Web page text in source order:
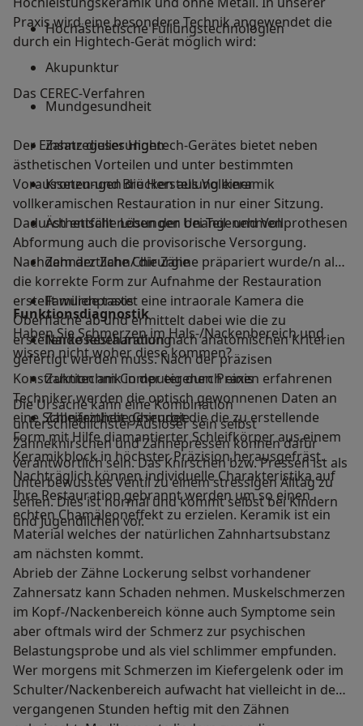
Hochästhetische Füllungstechnologien
Akupunktur
Mundgesundheit
Zahnregulierungen
Kronen-und Brücken aus Vollkeramik
Ästhetische Lösungen bei Teil- und Vollprothesen
Zahnärztliche Chirurgie
Familienpraxis
Narkosebehandlung
Zahntechnik in der eigenen Praxis
Zahnärztliche Chirurgie
Praxis wird eine besondere Technik angewendet die
durch ein Hightech-Gerät möglich wird:
Das CEREC-Verfahren
Der Einsatz dieses Hightech-Gerätes bietet neben
ästhetischen Vorteilen und unter bestimmten
Voraussetzungen die Herstellung einer
vollkeramischen Restauration in nur einer Sitzung.
Dadurch entfällt neben der Unangenehmen
Abformung auch die provisorische Versorgung.
Nachdem der Zahn/ die Zähne präpariert wurde/n also
die korrekte Form zur Aufnahme der Restauration
erstellt wurde tastet eine intraorale Kamera die
Oberfläche ab und ermittelt dabei wie die zu
erstellende Restauration nach anatomischen Kriterien
gefertigt werden muss. Nach der präzisen
Konstruktion am Computer durch einen erfahrenen
Techniker werden die optisch gewonnenen Daten an
eine Schleifeinheit gesendet die die zu erstellende
Form mit Hilfe diamantierter Schleifkörper aus einem
Keramikblock in höchster Präzision herausgefräst.
Nachträglich können individuelle Charakteristika auf
Ihre Restauration gebrannt werden um so einen
echten Chamäleoneffekt zu erzielen. Keramik ist ein
Material welches der natürlichen Zahnhartsubstanz
am nächsten kommt.
Funktionsdiagnostik
Haben Sie Schmerzen im Hals-/Nackenbereich und
wissen nicht woher diese kommen?
Die Ursache kann eine Kombination
unterschiedlichster Auslöser sein selbst
Zähneknirschen und Zähnepressen können dafür
verantwortlich sein. Das Knirschen bzw. Pressen ist als
unterbewusstes Ventil zu einem stressigen Alltag zu
sehen. Dies ist normal und kommt selbst bei Kindern
und Jugendlichen vor.
Abrieb der Zähne Lockerung selbst vorhandener
Zahnersatz kann Schaden nehmen. Muskelschmerzen
im Kopf-/Nackenbereich könne auch Symptome sein
aber oftmals wird der Schmerz zur psychischen
Belastungsprobe und als viel schlimmer empfunden.
Wer morgens mit Schmerzen im Kiefergelenk oder im
Schulter/Nackenbereich aufwacht hat vielleicht in den
vergangenen Stunden heftig mit den Zähnen